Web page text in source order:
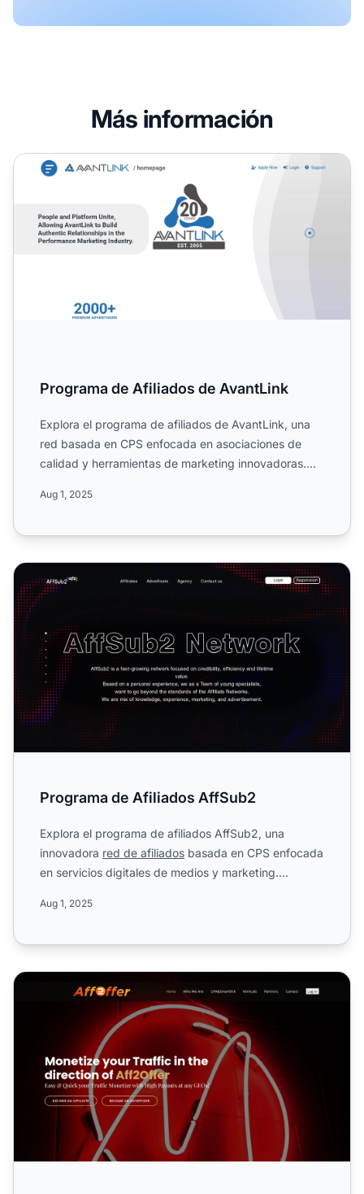
Más información
Programa de Afiliados de AvantLink
Programa de Afiliados de AvantLink
Explora el programa de afiliados de AvantLink, una
red basada en CPS enfocada en asociaciones de
calidad y herramientas de marketing innovadoras.
Aug 1, 2025
Programa de Afiliados AffSub2
Programa de Afiliados AffSub2
Explora el programa de afiliados AffSub2, una
innovadora red de afiliados basada en CPS enfocada
en servicios digitales de medios y marketing.
Aug 1, 2025
Programa de Afiliados Aff2Offer